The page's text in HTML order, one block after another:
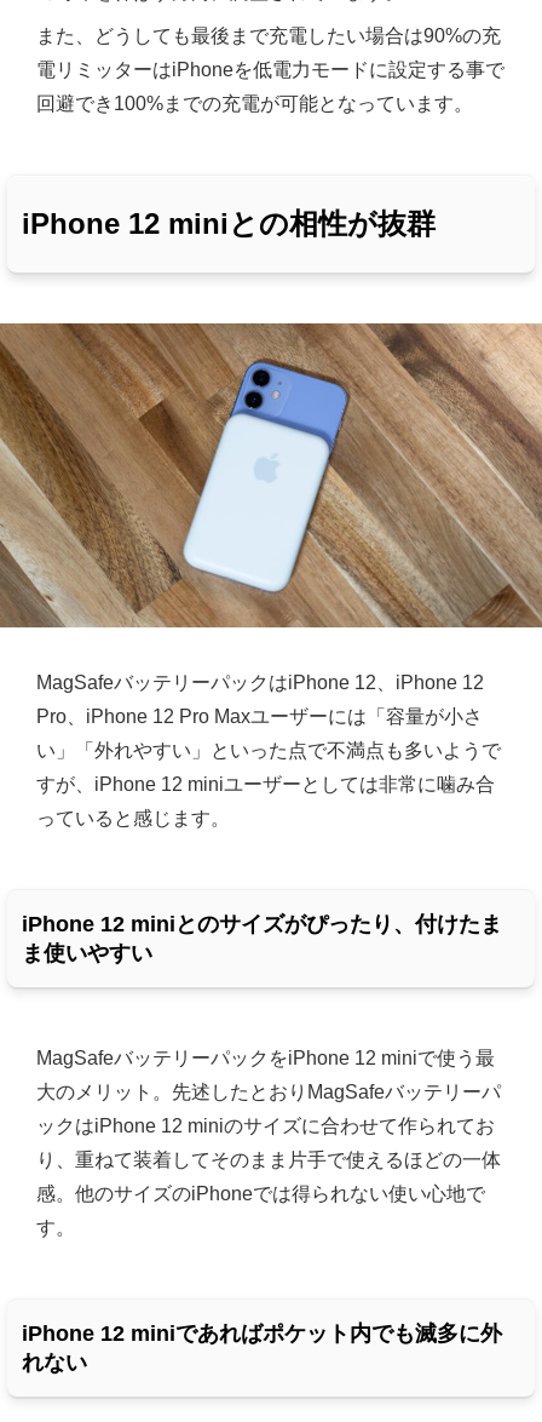
また、どうしても最後まで充電したい場合は90%の充
電リミッターはiPhoneを低電力モードに設定する事で
回避でき100%までの充電が可能となっています。
iPhone 12 miniとの相性が抜群
MagSafeバッテリーパックはiPhone 12、iPhone 12
Pro、iPhone 12 Pro Maxユーザーには「容量が小さ
い」「外れやすい」といった点で不満点も多いようで
すが、iPhone 12 miniユーザーとしては非常に噛み合
っていると感じます。
iPhone 12 miniとのサイズがぴったり、付けたま
ま使いやすい
MagSafeバッテリーパックをiPhone 12 miniで使う最
大のメリット。先述したとおりMagSafeバッテリーパ
ックはiPhone 12 miniのサイズに合わせて作られてお
り、重ねて装着してそのまま片手で使えるほどの一体
感。他のサイズのiPhoneでは得られない使い心地で
す。
iPhone 12 miniであればポケット内でも滅多に外
れない